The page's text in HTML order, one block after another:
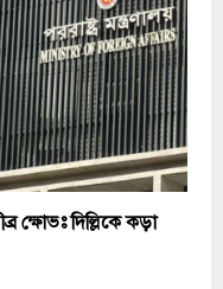
ক্ষোভঃ দিল্লিকে কড়া